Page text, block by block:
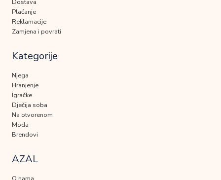
Dostava
Plaćanje
Reklamacije
Zamjena i povrati
Kategorije
Njega
Hranjenje
Igračke
Dječija soba
Na otvorenom
Moda
Brendovi
AZAL